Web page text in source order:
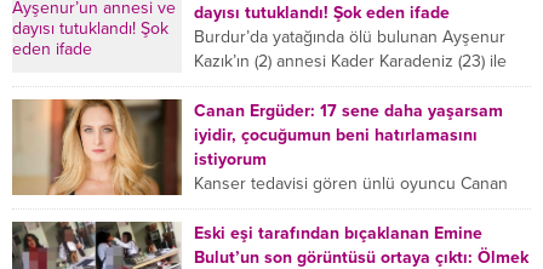
dayısı tutuklandı! Şok eden ifade
Burdur’da yatağında ölü bulunan Ayşenur
Kazık’ın (2) annesi Kader Karadeniz (23) ile
dayısı Hızır Tunç Çetinkaya (19) tutuklandı.
Çetinkaya, ifadesinde...
Canan Ergüder: 17 sene daha yaşarsam
iyidir, çocuğumun beni hatırlamasını
istiyorum
Kanser tedavisi gören ünlü oyuncu Canan
Ergüder, hastalık sürecini anlattı: Meme
kanserine yakalanan ünlü oyuncu Canan
Ergüder aklıma ilk ölümün...
Eski eşi tarafından bıçaklanan Emine
Bulut’un son görüntüsü ortaya çıktı: Ölmek